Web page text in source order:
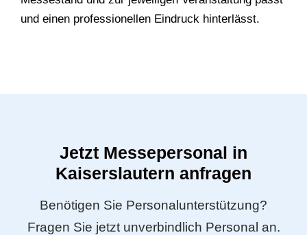
und einen professionellen Eindruck hinterlässt.
Jetzt Messepersonal in
Kaiserslautern anfragen
Benötigen Sie Personalunterstützung?
Fragen Sie jetzt unverbindlich Personal an.